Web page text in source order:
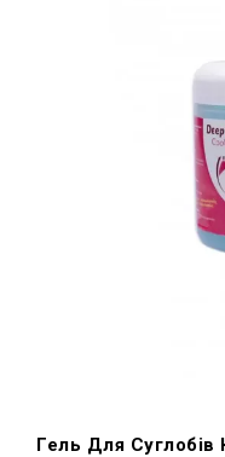
Гель Для